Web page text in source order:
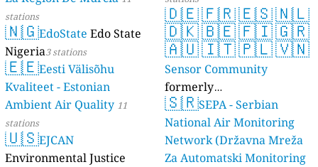
stations
🇳🇬EdoState Edo State
Nigeria3 stations
🇪🇪Eesti Välisõhu
Kvaliteet - Estonian
Ambient Air Quality 11
stations
🇺🇸EJCAN
Environmental Justice
🇩🇪🇫🇷🇪🇸🇳🇱
🇩🇰🇧🇪🇫🇮🇬🇷
🇦🇺🇮🇹🇵🇱🇻🇳
Sensor Community
formerly
luftdaten.info35808 stations
🇸🇷SEPA - Serbian
National Air Monitoring
Network (Državna Mreža
Za Automatski Monitoring